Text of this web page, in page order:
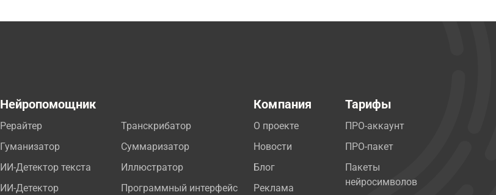
Нейропомощник
Рерайтер
Гуманизатор
ИИ-Детектор текста
ИИ-Детектор
Транскрибатор
Суммаризатор
Иллюстратор
Программный интерфейс
Компания
О проекте
Новости
Блог
Реклама
Тарифы
ПРО-аккаунт
ПРО-пакет
Пакеты
нейросимволов